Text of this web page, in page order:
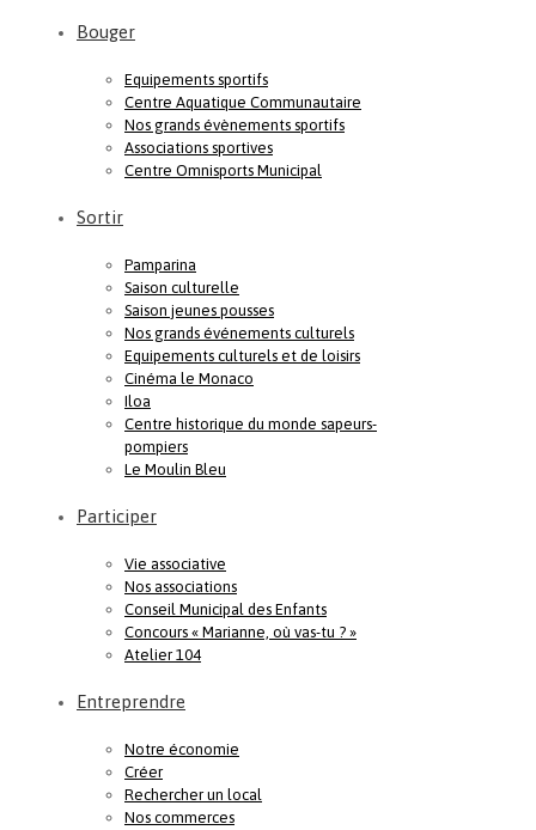
Bouger
Equipements sportifs
Centre Aquatique Communautaire
Nos grands évènements sportifs
Associations sportives
Centre Omnisports Municipal
Sortir
Pamparina
Saison culturelle
Saison jeunes pousses
Nos grands événements culturels
Equipements culturels et de loisirs
Cinéma le Monaco
Iloa
Centre historique du monde sapeurs-
pompiers
Le Moulin Bleu
Participer
Vie associative
Nos associations
Conseil Municipal des Enfants
Concours « Marianne, où vas-tu ? »
Atelier 104
Entreprendre
Notre économie
Créer
Rechercher un local
Nos commerces